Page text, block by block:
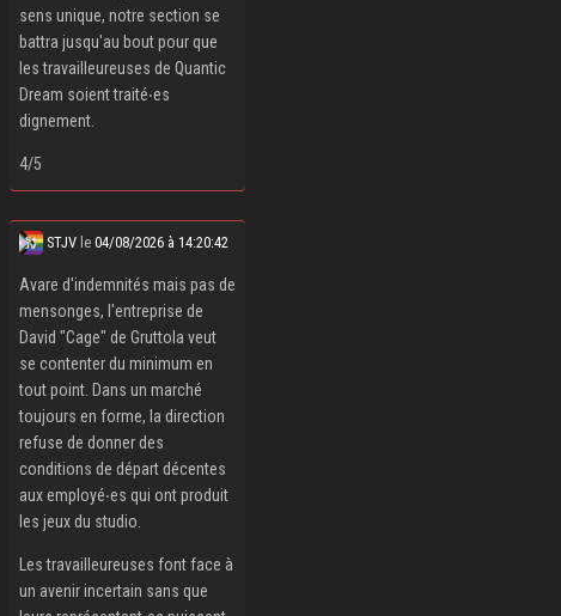
sens unique, notre section se
battra jusqu'au bout pour que
les travailleureuses de Quantic
Dream soient traité‧es
dignement.
4/5
STJV le04/08/2026 à 14:20:42
Avare d'indemnités mais pas de
mensonges, l'entreprise de
David "Cage" de Gruttola veut
se contenter du minimum en
tout point. Dans un marché
toujours en forme, la direction
refuse de donner des
conditions de départ décentes
aux employé‧es qui ont produit
les jeux du studio.
Les travailleureuses font face à
un avenir incertain sans que